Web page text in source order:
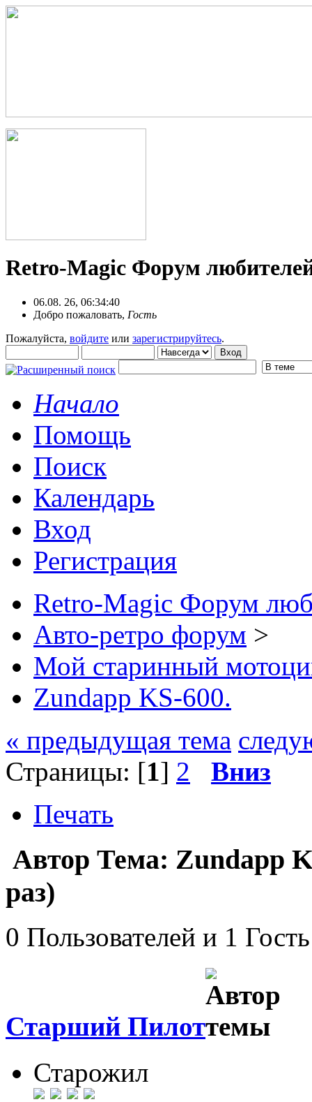
Retro-Magic Форум
06.08. 26, 06:34:40
Добро пожаловать, Гость
Пожалуйста, войдите или зарегистрируйтесь.
Начало
Помощь
Поиск
Календарь
Вход
Регистрация
Retro-Magic Форум
Авто-ретро форум >
Мой старинный
Zundapp KS-600.
« предыдущая тема
Страницы: [1] 2
Вниз
Печать
Автор Тема: Zundapp
раз)
0 Пользователей и 1
Старший Пилот
Старожил